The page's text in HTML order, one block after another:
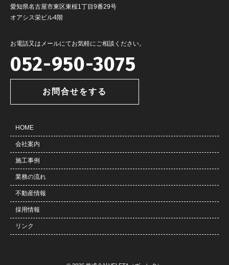
愛知県名古屋市東区東桜1丁目9番29号
オアシス栄ビル4階
お電話又はメールにてお気軽にご相談ください。
052-950-3075
お問合せをする
HOME
会社案内
施工事例
業務の流れ
不動産情報
採用情報
リンク